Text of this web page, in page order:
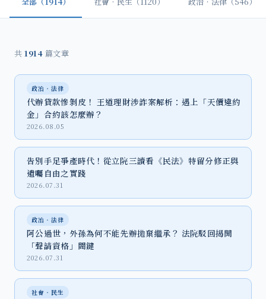
共 1914 篇文章
政治‧法律
代辦貸款慘剝皮！ 王道理財涉詐案解析：遇上「天價違約
金」合約該怎麼辦？
2026.08.05
告別手足爭產時代！從立院三讀看《民法》特留分修正與
遺囑自由之實踐
2026.07.31
政治‧法律
阿公過世，外孫為何不能先辦拋棄繼承？ 法院駁回揭開
「聲請資格」關鍵
2026.07.31
社會‧民生